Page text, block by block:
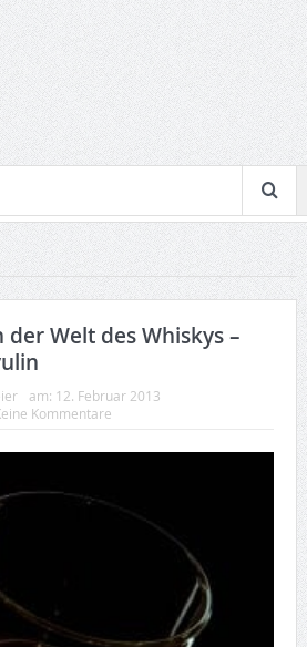
der Welt des Whiskys –
am: 12. Februar 2013
Kommentare